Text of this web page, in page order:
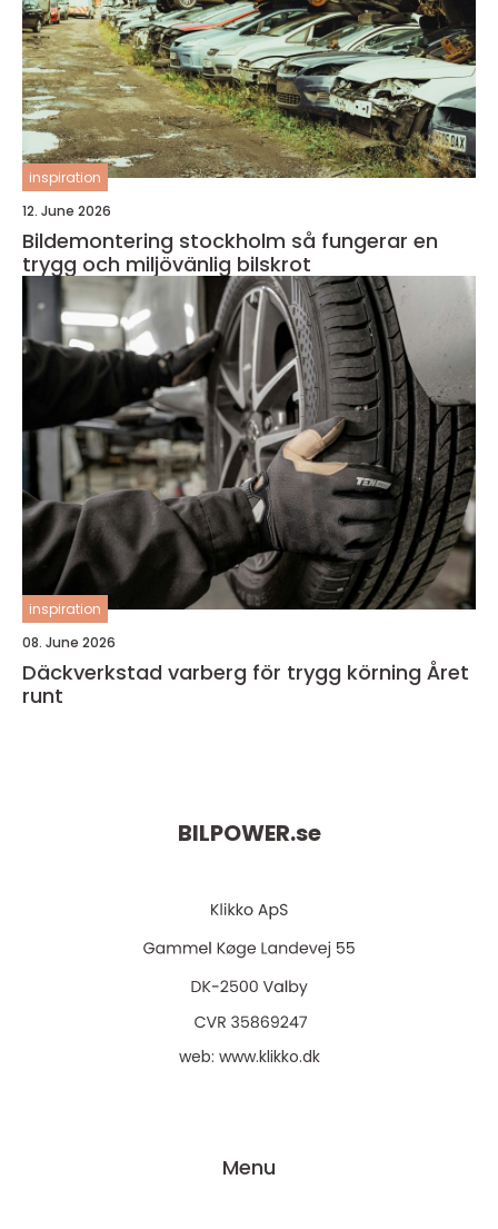
inspiration
12. June 2026
Bildemontering stockholm så fungerar en
trygg och miljövänlig bilskrot
inspiration
08. June 2026
Däckverkstad varberg för trygg körning Året
runt
BILPOWER.se
web: www.klikko.dk
Menu